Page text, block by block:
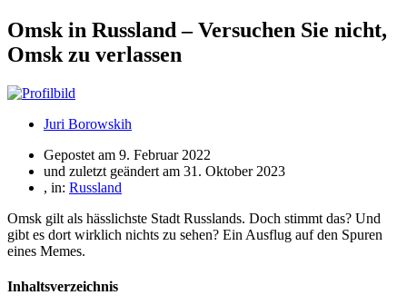
Omsk in Russland – Versuchen Sie nicht,
Omsk zu verlassen
Juri Borowskih
Gepostet am 9. Februar 2022
und zuletzt geändert am 31. Oktober 2023
, in: Russland
Omsk gilt als hässlichste Stadt Russlands. Doch stimmt das? Und
gibt es dort wirklich nichts zu sehen? Ein Ausflug auf den Spuren
eines Memes.
Inhaltsverzeichnis